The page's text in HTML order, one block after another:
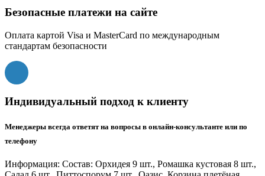
Безопасные платежи на сайте
Оплата картой Visa и MasterCard по международным
стандартам безопасности
Индивидуальный подход к клиенту
Менеджеры всегда ответят на вопросы в онлайн-консультанте или по
телефону
Информация: Состав: Орхидея 9 шт., Ромашка кустовая 8 шт.,